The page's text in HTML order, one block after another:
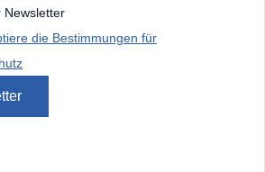
Newsletter
die Bestimmungen für